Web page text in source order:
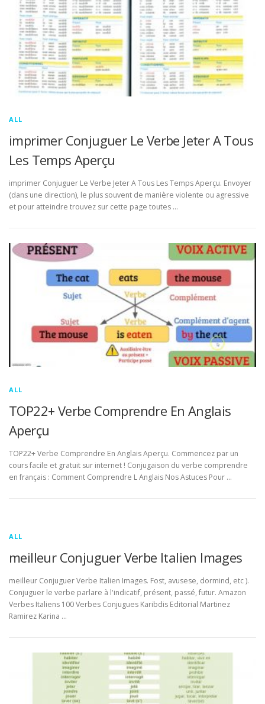
ALL
imprimer Conjuguer Le Verbe Jeter A Tous
Les Temps Aperçu
imprimer Conjuguer Le Verbe Jeter A Tous Les Temps Aperçu. Envoyer
(dans une direction), le plus souvent de manière violente ou agressive
et pour atteindre trouvez sur cette page toutes …
ALL
TOP22+ Verbe Comprendre En Anglais
Aperçu
TOP22+ Verbe Comprendre En Anglais Aperçu. Commencez par un
cours facile et gratuit sur internet ! Conjugaison du verbe comprendre
en français : Comment Comprendre L Anglais Nos Astuces Pour …
ALL
meilleur Conjuguer Verbe Italien Images
meilleur Conjuguer Verbe Italien Images. Fost, avusese, dormind, etc ).
Conjuguer le verbe parlare à l'indicatif, présent, passé, futur. Amazon
Verbes Italiens 100 Verbes Conjugues Karibdis Editorial Martinez
Ramirez Karina …